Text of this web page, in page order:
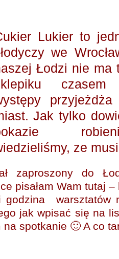
Lukier to
we
Łodzi nie ma
Jak tylko
ze
zaproszony do
pisałam Wam tutaj –
warsztatów
jak wpisać się na
spotkanie 🙂 A co